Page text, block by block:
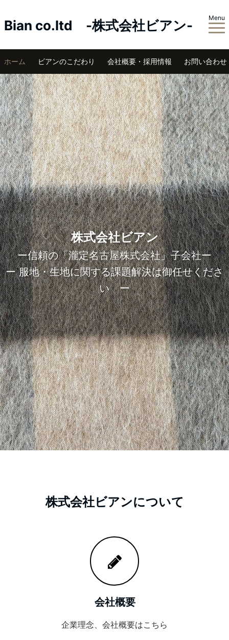
Bian co.ltd -株式会社ビアン- Menu
ホーム ビアンのこだわり 会社概要・採用情報 お問い合わせ
株式会社ビアン
ー信頼の「瀧定名古屋株式会社」子会社ー
ー 服地・生地に関する課題解決は御任せくださ
い ー
株式会社ビアンについて
会社概要
企業理念、会社概要はこちら